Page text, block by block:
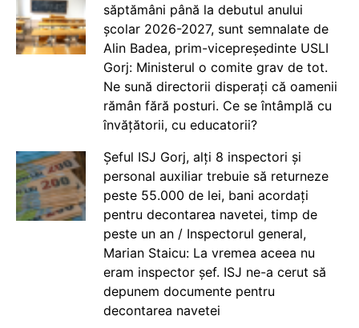
săptămâni până la debutul anului
școlar 2026-2027, sunt semnalate de
Alin Badea, prim-vicepreședinte USLI
Gorj: Ministerul o comite grav de tot.
Ne sună directorii disperați că oamenii
rămân fără posturi. Ce se întâmplă cu
învățătorii, cu educatorii?
Șeful ISJ Gorj, alți 8 inspectori și
personal auxiliar trebuie să returneze
peste 55.000 de lei, bani acordați
pentru decontarea navetei, timp de
peste un an / Inspectorul general,
Marian Staicu: La vremea aceea nu
eram inspector șef. ISJ ne-a cerut să
depunem documente pentru
decontarea navetei